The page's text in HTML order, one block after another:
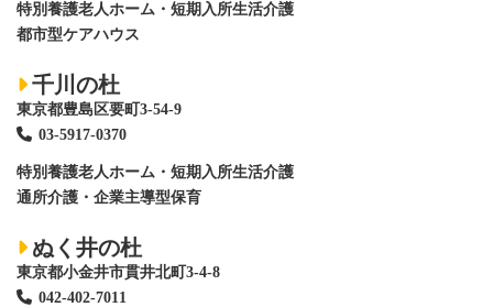
特別養護老人ホーム ・短期入所生活介護
都市型ケアハウス
千川の杜
東京都豊島区要町3-54-9
03-5917-0370
特別養護老人ホーム ・短期入所生活介護
通所介護・企業主導型保育
ぬく井の杜
東京都小金井市貫井北町3-4-8
042-402-7011